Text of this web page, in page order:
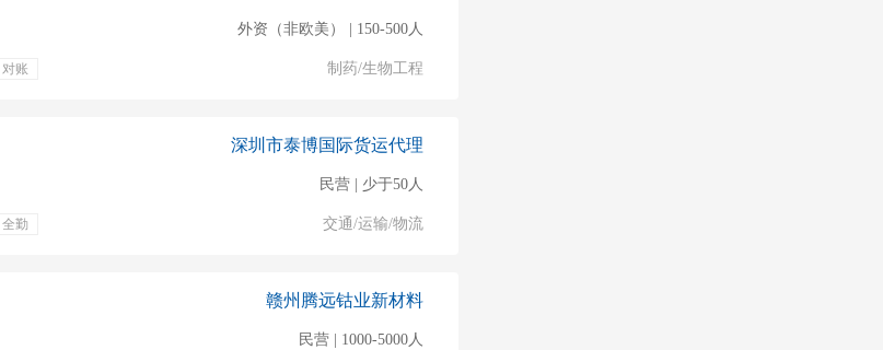
对账
外资（非欧美） | 150-500人
制药/生物工程
全勤
深圳市泰博国际货运代理
民营 | 少于50人
交通/运输/物流
赣州腾远钴业新材料
民营 | 1000-5000人